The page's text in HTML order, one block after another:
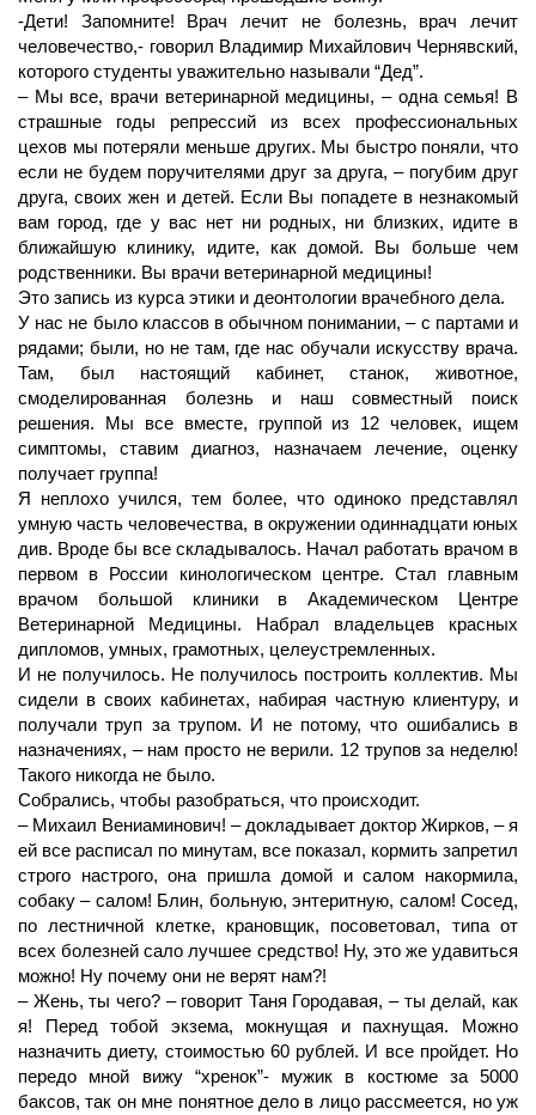
-Дети! Запомните! Врач лечит не болезнь, врач лечит
человечество,- говорил Владимир Михайлович Чернявский,
которого студенты уважительно называли “Дед”.
– Мы все, врачи ветеринарной медицины, – одна семья! В
страшные годы репрессий из всех профессиональных
цехов мы потеряли меньше других. Мы быстро поняли, что
если не будем поручителями друг за друга, – погубим друг
друга, своих жен и детей. Если Вы попадете в незнакомый
вам город, где у вас нет ни родных, ни близких, идите в
ближайшую клинику, идите, как домой. Вы больше чем
родственники. Вы врачи ветеринарной медицины!
Это запись из курса этики и деонтологии врачебного дела.
У нас не было классов в обычном понимании, – с партами и
рядами; были, но не там, где нас обучали искусству врача.
Там, был настоящий кабинет, станок, животное,
смоделированная болезнь и наш совместный поиск
решения. Мы все вместе, группой из 12 человек, ищем
симптомы, ставим диагноз, назначаем лечение, оценку
получает группа!
Я неплохо учился, тем более, что одиноко представлял
умную часть человечества, в окружении одиннадцати юных
див. Вроде бы все складывалось. Начал работать врачом в
первом в России кинологическом центре. Стал главным
врачом большой клиники в Академическом Центре
Ветеринарной Медицины. Набрал владельцев красных
дипломов, умных, грамотных, целеустремленных.
И не получилось. Не получилось построить коллектив. Мы
сидели в своих кабинетах, набирая частную клиентуру, и
получали труп за трупом. И не потому, что ошибались в
назначениях, – нам просто не верили. 12 трупов за неделю!
Такого никогда не было.
Собрались, чтобы разобраться, что происходит.
– Михаил Вениаминович! – докладывает доктор Жирков, – я
ей все расписал по минутам, все показал, кормить запретил
строго настрого, она пришла домой и салом накормила,
собаку – салом! Блин, больную, энтеритную, салом! Сосед,
по лестничной клетке, крановщик, посоветовал, типа от
всех болезней сало лучшее средство! Ну, это же удавиться
можно! Ну почему они не верят нам?!
– Жень, ты чего? – говорит Таня Городавая, – ты делай, как
я! Перед тобой экзема, мокнущая и пахнущая. Можно
назначить диету, стоимостью 60 рублей. И все пройдет. Но
передо мной вижу “хренок”- мужик в костюме за 5000
баксов, так он мне понятное дело в лицо рассмеется, но уж